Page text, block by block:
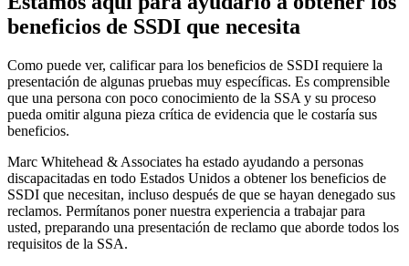
beneficios de SSDI que necesita
Como puede ver, calificar para los beneficios de SSDI requiere la
presentación de algunas pruebas muy específicas. Es comprensible
que una persona con poco conocimiento de la SSA y su proceso
pueda omitir alguna pieza crítica de evidencia que le costaría sus
beneficios.
Marc Whitehead & Associates ha estado ayudando a personas
discapacitadas en todo Estados Unidos a obtener los beneficios de
SSDI que necesitan, incluso después de que se hayan denegado sus
reclamos. Permítanos poner nuestra experiencia a trabajar para
usted, preparando una presentación de reclamo que aborde todos los
requisitos de la SSA.